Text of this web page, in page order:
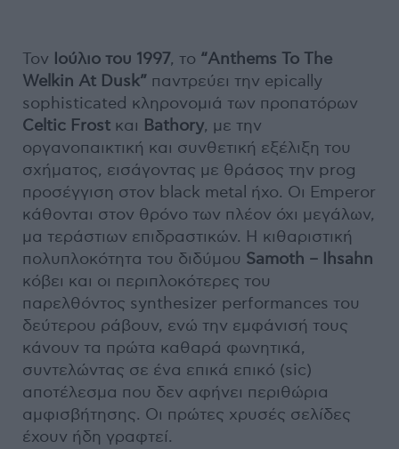
Τον Ιούλιο του 1997, το “Anthems To The
Welkin At Dusk” παντρεύει την epically
sophisticated κληρονομιά των προπατόρων
Celtic Frost και Bathory, με την
οργανοπαικτική και συνθετική εξέλιξη του
σχήματος, εισάγοντας με θράσος την prog
προσέγγιση στον black metal ήχο. Οι Emperor
κάθονται στον θρόνο των πλέον όχι μεγάλων,
μα τεράστιων επιδραστικών. Η κιθαριστική
πολυπλοκότητα του διδύμου Samoth – Ihsahn
κόβει και οι περιπλοκότερες του
παρελθόντος synthesizer performances του
δεύτερου ράβουν, ενώ την εμφάνισή τους
κάνουν τα πρώτα καθαρά φωνητικά,
συντελώντας σε ένα επικά επικό (sic)
αποτέλεσμα που δεν αφήνει περιθώρια
αμφισβήτησης. Οι πρώτες χρυσές σελίδες
έχουν ήδη γραφτεί.